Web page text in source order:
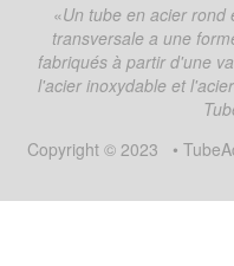
Un tube en acier rond
transversale a une
fabriqués à partir d'une
l'acier inoxydable et
Copyright © 2023
•